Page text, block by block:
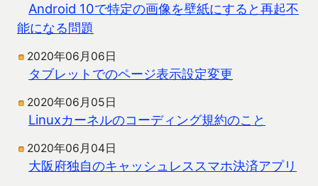
Android 10で特定の画像を壁紙にすると再起不
能になる問題
2020年06月06日
タブレットでのページ表示設定変更
2020年06月05日
Linuxカーネルのコーディング規約のこと
2020年06月04日
大阪府独自のキャッシュレススマホ決済アプリ